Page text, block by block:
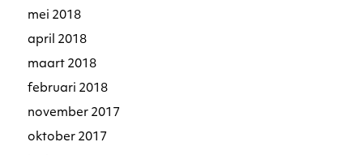
mei 2018
april 2018
maart 2018
februari 2018
november 2017
oktober 2017